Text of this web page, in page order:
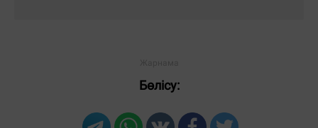
Бөлісу: